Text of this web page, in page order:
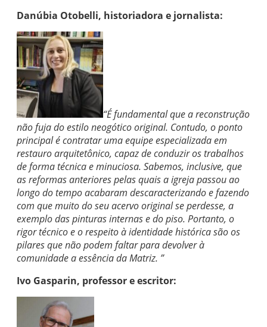
Danúbia Otobelli, historiadora e jornalista:
“É fundamental que a reconstrução
não fuja do estilo neogótico original. Contudo, o ponto
principal é contratar uma equipe especializada em
restauro arquitetônico, capaz de conduzir os trabalhos
de forma técnica e minuciosa. Sabemos, inclusive, que
as reformas anteriores pelas quais a igreja passou ao
longo do tempo acabaram descaracterizando e fazendo
com que muito do seu acervo original se perdesse, a
exemplo das pinturas internas e do piso. Portanto, o
rigor técnico e o respeito à identidade histórica são os
pilares que não podem faltar para devolver à
comunidade a essência da Matriz. ”
Ivo Gasparin, professor e escritor: